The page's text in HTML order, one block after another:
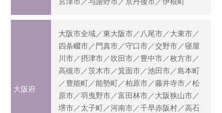
大阪府
大阪市全域／東大阪市／八尾市／大東市／
四条畷市／門真市／守口市／交野市／寝屋
川市／摂津市／吹田市／豊中市／枚方市／
高槻市／茨木市／箕面市／池田市／島本町
／豊能町／能勢町／柏原市／藤井寺市／松
原市／羽曳野市／富田林市／大阪狭山市／
堺市／太子町／河南市／千早赤阪村／高石